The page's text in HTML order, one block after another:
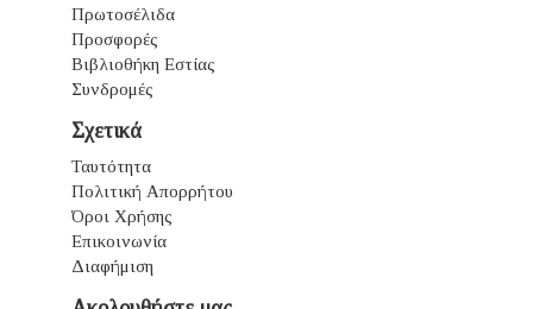
Πρωτοσέλιδα
Προσφορές
Βιβλιοθήκη Εστίας
Συνδρομές
Σχετικά
Ταυτότητα
Πολιτική Απορρήτου
Όροι Χρήσης
Επικοινωνία
Διαφήμιση